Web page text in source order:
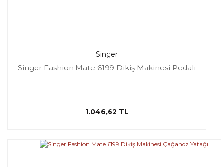
Singer
Singer Fashion Mate 6199 Dikiş Makinesi Pedalı
1.046,62 TL